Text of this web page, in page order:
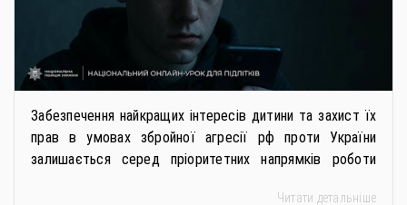
Забезпечення найкращих інтересів дитини та захист їх
прав в умовах збройної агресії рф проти України
залишається серед пріоритетних напрямків роботи
Читати детальніше